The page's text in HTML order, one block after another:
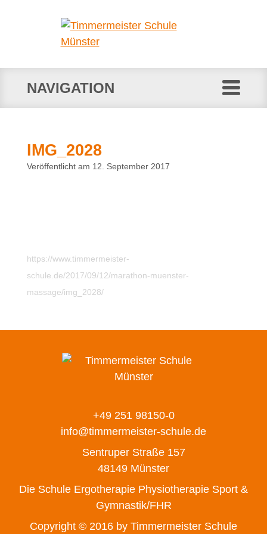
NAVIGATION
IMG_2028
Veröffentlicht am 12. September 2017
https://www.timmermeister-
schule.de/2017/09/12/marathon-muenster-
massage/img_2028/
+49 251 98150-0
info@timmermeister-schule.de
Sentruper Straße 157
48149 Münster
Die Schule Ergotherapie Physiotherapie Sport &
Gymnastik/FHR
Copyright © 2016 by Timmermeister Schule